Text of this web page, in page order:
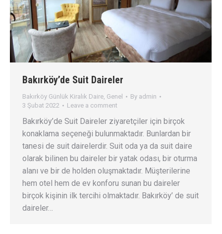
Bakırköy’de Suit Daireler
Bakırköy Günlük Kiralık Daire, Genel By admin
3 Şubat 2022
Leave a comment
Bakırköy’de Suit Daireler ziyaretçiler için birçok
konaklama seçeneği bulunmaktadır. Bunlardan bir
tanesi de suit dairelerdir. Suit oda ya da suit daire
olarak bilinen bu daireler bir yatak odası, bir oturma
alanı ve bir de holden oluşmaktadır. Müşterilerine
hem otel hem de ev konforu sunan bu daireler
birçok kişinin ilk tercihi olmaktadır. Bakırköy’ de suit
daireler…